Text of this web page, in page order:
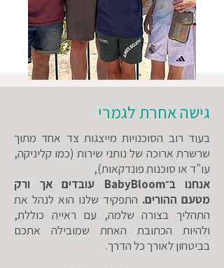
גישה אחרת לגמרי
בעוד רוב הסוכנויות מייצגות צד אחד מתוך
שרשרת ארוכה של נותני שירות (כמו קליניקה,
עו"ד או סוכנות פונדקאות),
אנחנו ב־BabyBloom עובדים אך ורק
מטעם ההורים. התפקיד שלנו הוא לנהל את
התהליך בצורה שלמה, עם ראייה כוללת,
ולהיות הכתובת האחת שמובילה אתכם
בביטחון לאורך כל הדרך.